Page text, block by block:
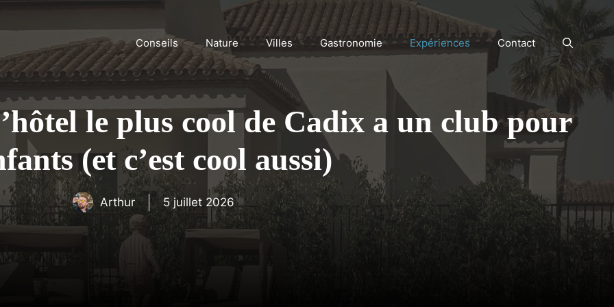
Conseils Nature Villes Gastronomie Expériences Contact
le plus cool de Cadix a un club pour
(et c’est cool aussi)
Arthur 5 juillet 2026